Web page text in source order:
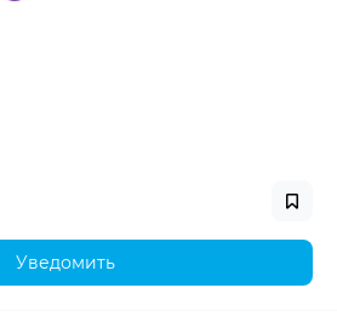
Уведомить